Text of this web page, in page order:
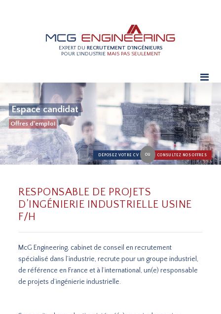
EXPERT DU RECRUTEMENT D'INGÉNIEURS
POUR L'INDUSTRIE MAIS PAS SEULEMENT
Espace candidat
Offres d'emploi
DÉPOSEZ VOTRE CV OU CONSULTEZ NOS OFFRES
RESPONSABLE DE PROJETS
D’INGÉNIERIE INDUSTRIELLE USINE
F/H
McG Engineering, cabinet de conseil en recrutement
spécialisé dans l’industrie, recrute pour un groupe industriel,
de référence en France et à l’international, un(e) responsable
de projets d’ingénierie industrielle.